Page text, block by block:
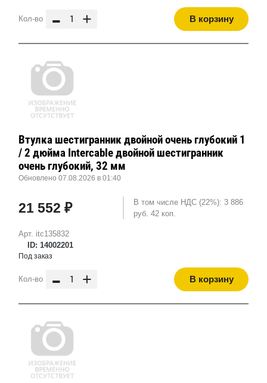
Кол-во - + В корзину
Арт. itc135832
ID: 14002201
Втулка шестигранник двойной очень глубокий 1
/ 2 дюйма Intercable двойной шестигранник
очень глубокий, 32 мм
Обновлено 07.08.2026 в 01:40
21 552 ₽
В том числе НДС (22%): 3 886
руб. 42 коп.
Под заказ
Кол-во - + В корзину